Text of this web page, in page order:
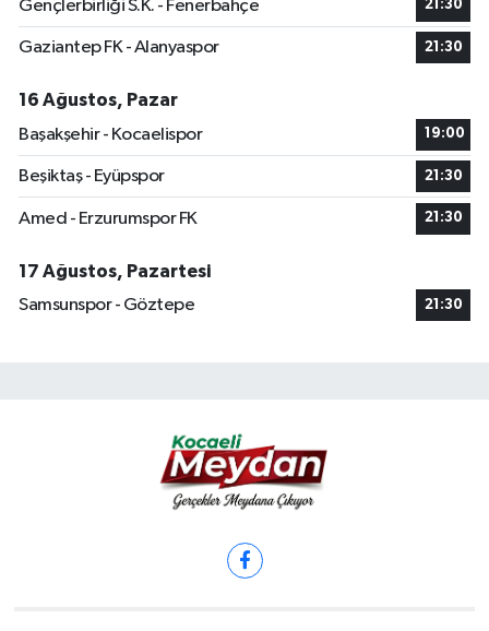
Gençlerbirliği S.K. - Fenerbahçe 21:30
Gaziantep FK - Alanyaspor 21:30
16 Ağustos, Pazar
Başakşehir - Kocaelispor
19:00
Beşiktaş - Eyüpspor 21:30
Amed - Erzurumspor FK 21:30
17 Ağustos, Pazartesi
Samsunspor - Göztepe
21:30